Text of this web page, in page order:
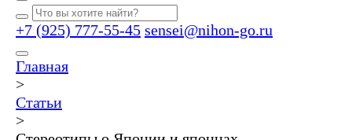
+7 (925) 777-55-45 sensei@nihon-go.ru
Главная
>
Статьи
>